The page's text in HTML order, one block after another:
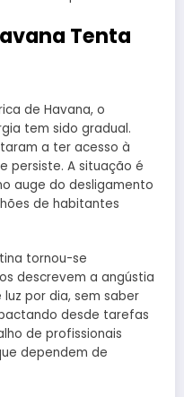
Tenta
de Havana, o
tem sido gradual.
a ter acesso à
persiste. A situação é
auge do desligamento
de habitantes
tornou-se
descrevem a angústia
por dia, sem saber
desde tarefas
de profissionais
dependem de